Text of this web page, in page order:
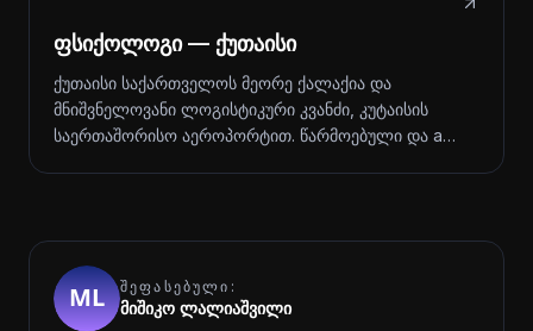
ფსიქოლოგი — ქუთაისი
ქუთაისი საქართველოს მეორე ქალაქია და
მნიშვნელოვანი ლოგისტიკური კვანძი, კუტაისის
საერთაშორისო აეროპორტით. წარმოებული და a…
ᲨᲔᲤᲐᲡᲔᲑᲣᲚᲘ:
მიშიკო ლალიაშვილი